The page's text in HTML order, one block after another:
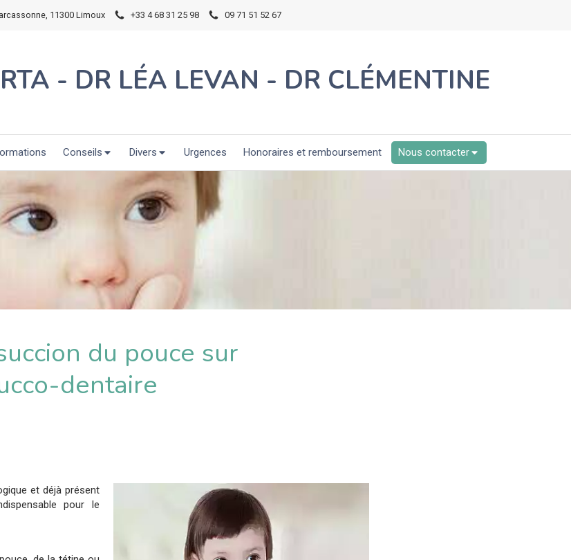
11300 Limoux +33 4 68 31 25 98 09 71 51 52 67
- DR LÉA LEVAN - DR CLÉMENTINE
Conseils Divers Urgences Honoraires et remboursement Nous contacter
du pouce sur
dentaire
et déjà présent
pour le